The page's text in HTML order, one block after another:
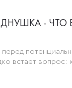
- ЧТО
встает вопрос:
или
оба